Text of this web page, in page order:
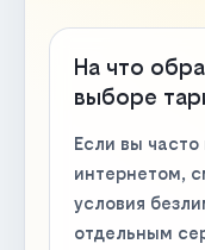
На что
выборе
Если вы
интернетом,
условия
отдельным